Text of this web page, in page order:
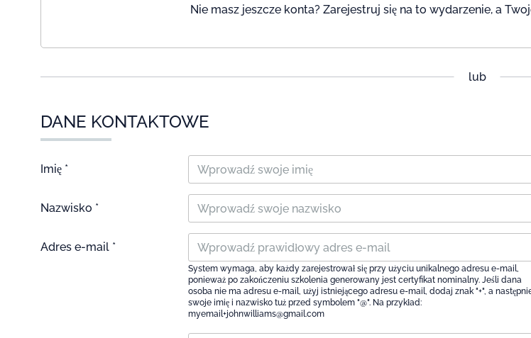
Nie masz jeszcze konta? Zarejestruj się na to wydarzenie, a
lub
DANE KONTAKTOWE
Imię *
Nazwisko *
Adres e-mail *
System wymaga, aby każdy zarejestrował się przy użyciu unikalnego adresu e-mail,
ponieważ po zakończeniu szkolenia generowany jest certyfikat nominalny. Jeśli dana
osoba nie ma adresu e-mail, użyj istniejącego adresu e-mail, dodaj znak "+", a
swoje imię i nazwisko tuż przed symbolem "@". Na przykład:
myemail+johnwilliams@gmail.com